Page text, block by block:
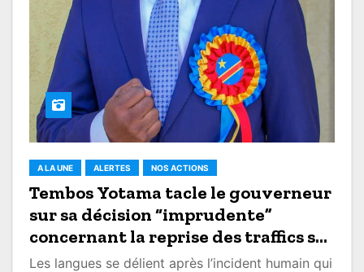
A LA UNE ALERTES NOS ACTIONS
Tembos Yotama tacle le gouverneur
sur sa décision “imprudente”
concernant la reprise des traffics sur
la route Goma
Les langues se délient après l’incident humain qui